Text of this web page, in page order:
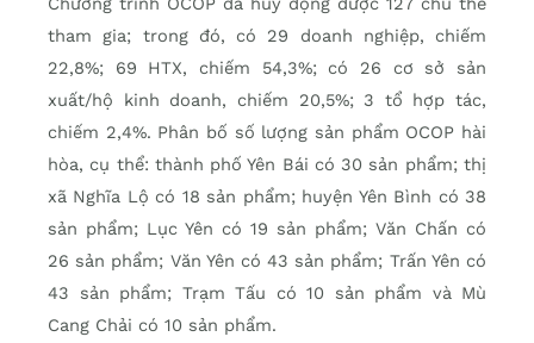
tham gia; trong đó, có 29 doanh nghiệp, chiếm
22,8%; 69 HTX, chiếm 54,3%; có 26 cơ sở sản
xuất/hộ kinh doanh, chiếm 20,5%; 3 tổ hợp tác,
chiếm 2,4%. Phân bố số lượng sản phẩm OCOP hài
hòa, cụ thể: thành phố Yên Bái có 30 sản phẩm; thị
xã Nghĩa Lộ có 18 sản phẩm; huyện Yên Bình có 38
sản phẩm; Lục Yên có 19 sản phẩm; Văn Chấn có
26 sản phẩm; Văn Yên có 43 sản phẩm; Trấn Yên có
43 sản phẩm; Trạm Tấu có 10 sản phẩm và Mù
Cang Chải có 10 sản phẩm.